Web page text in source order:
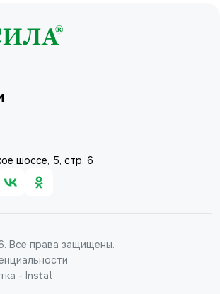
шоссе, 5, стр. 6
Все права защищены.
- Instat